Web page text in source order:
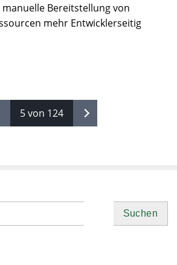
manuelle Bereitstellung von
mehr Entwicklerseitig
5 von 124